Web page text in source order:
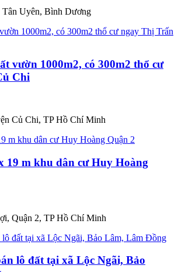
Uyên, Bình Dương
vườn 1000m2, có 300m2 thổ cư
Chi
Củ Chi, TP Hồ Chí Minh
19 m khu dân cư Huy Hoàng
Quận 2, TP Hồ Chí Minh
lô đất tại xã Lộc Ngãi, Bảo